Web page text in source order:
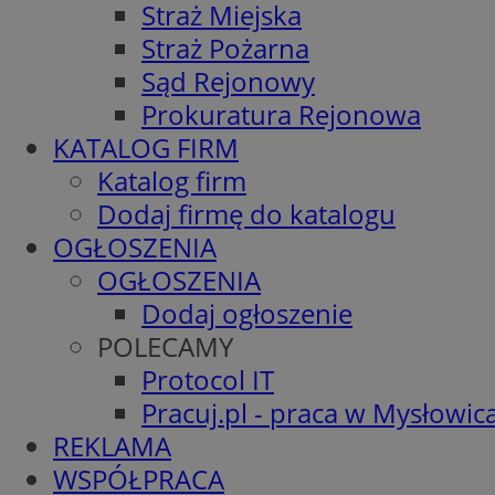
Straż Miejska
Straż Pożarna
Sąd Rejonowy
Prokuratura Rejonowa
KATALOG FIRM
Katalog firm
Dodaj firmę do katalogu
OGŁOSZENIA
OGŁOSZENIA
Dodaj ogłoszenie
POLECAMY
Protocol IT
Pracuj.pl - praca w
REKLAMA
WSPÓŁPRACA